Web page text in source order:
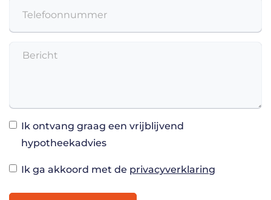
Ik ontvang graag een vrijblijvend
hypotheekadvies
Ik ga akkoord met de privacyverklaring